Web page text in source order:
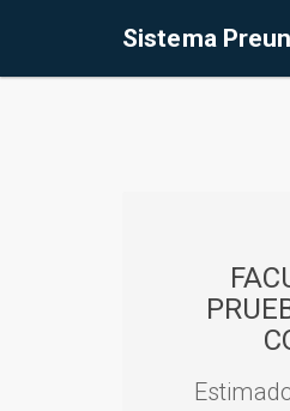
Sistema